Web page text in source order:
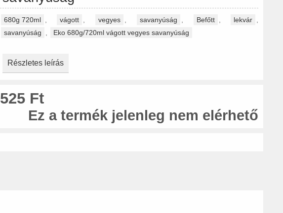
680g 720ml vágott vegyes savanyúság Befőtt lekvár
savanyúság
Eko 680g/720ml vágott vegyes savanyúság
Részletes leírás
525 Ft
Ez a termék jelenleg nem elérhető